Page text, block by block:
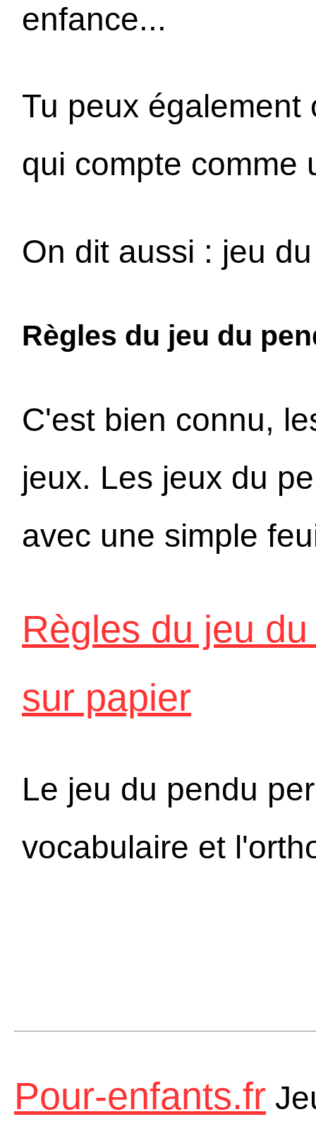
enfance...
Tu peux également
qui compte comme
On dit aussi : jeu
Règles du jeu du
C'est bien connu,
jeux. Les jeux du
avec une simple
Règles du jeu
sur papier
Le jeu du pendu
vocabulaire et
Pour-enfants.fr